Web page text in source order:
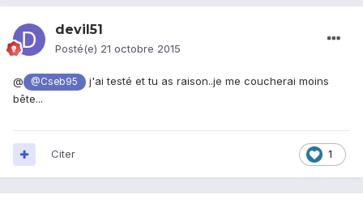
devil51
Posté(e) 21 octobre 2015
@ @Cseb95
j'ai testé et tu as raison..je me coucherai moins
bête...
1
Citer